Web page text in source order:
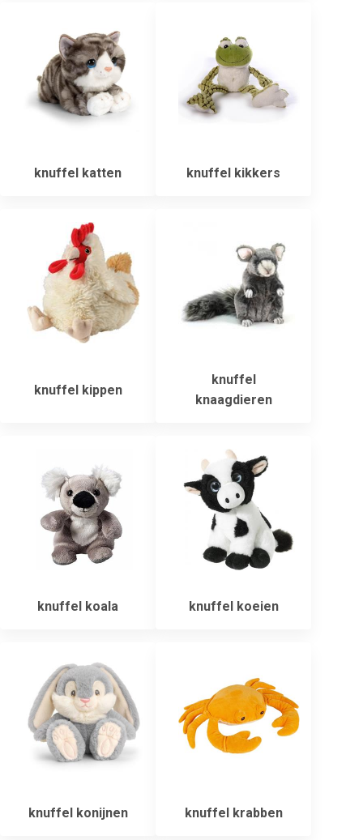
knuffel katten knuffel kikkers
knuffel kippen
knuffel
knaagdieren
knuffel koala knuffel koeien
knuffel konijnen knuffel krabben